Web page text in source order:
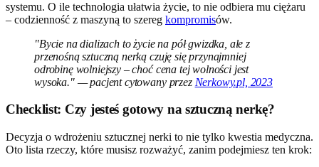
systemu. O ile technologia ułatwia życie, to nie odbiera mu ciężaru
– codzienność z maszyną to szereg kompromisów.
"Bycie na dializach to życie na pół gwizdka, ale z
przenośną sztuczną nerką czuję się przynajmniej
odrobinę wolniejszy – choć cena tej wolności jest
wysoka." — pacjent cytowany przez Nerkowy.pl, 2023
Checklist: Czy jesteś gotowy na sztuczną nerkę?
Decyzja o wdrożeniu sztucznej nerki to nie tylko kwestia medyczna.
Oto lista rzeczy, które musisz rozważyć, zanim podejmiesz ten krok: